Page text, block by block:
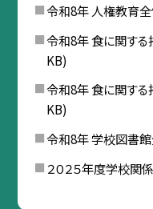
令和8年 人権教育
令和8年 食に関す
KB)
令和8年 食に関す
KB)
令和8年 学校図書
２０２５年度学校関